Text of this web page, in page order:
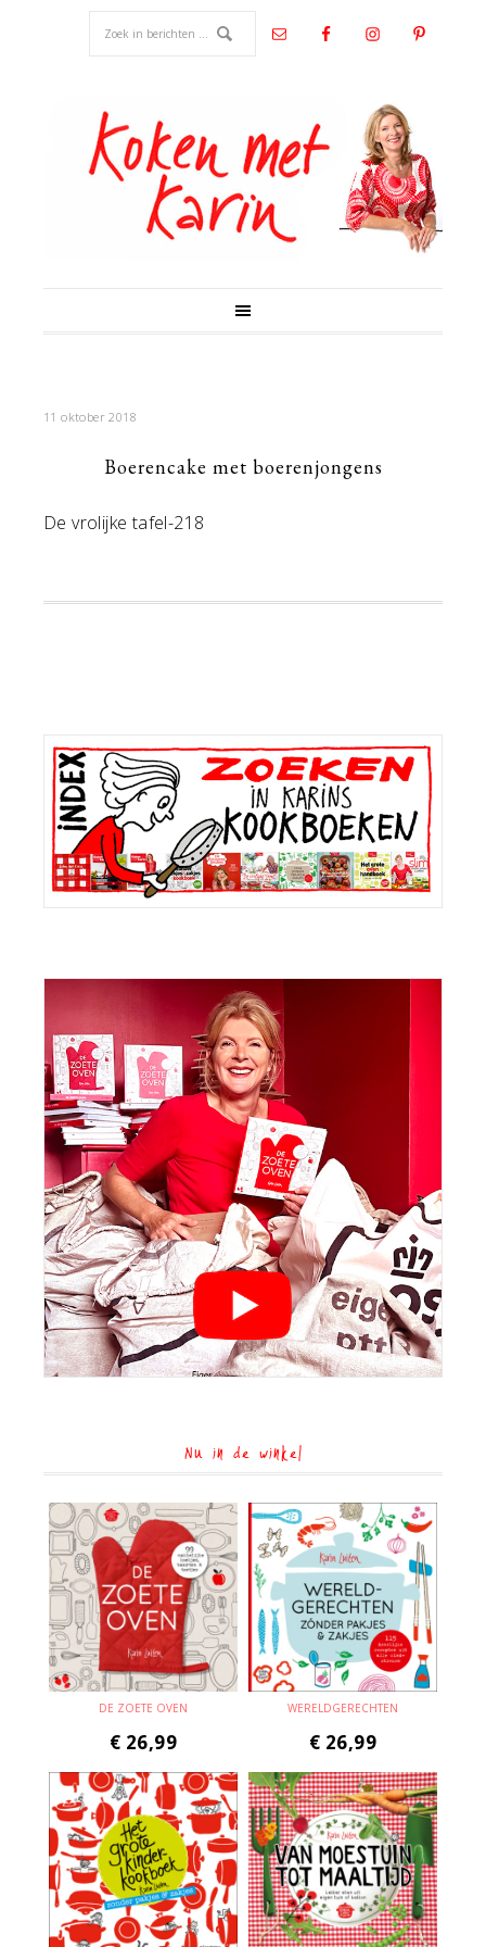
11 oktober 2018
Boerencake met boerenjongens
De vrolijke tafel-218
Primaire
Sidebar
Nu in de winkel
DE ZOETE OVEN
€ 26,99
WERELDGERECHTEN
€ 26,99